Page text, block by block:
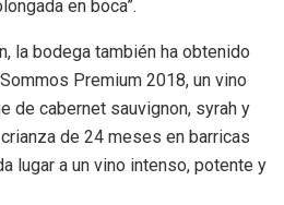
en boca”.
la bodega también ha obtenido
Premium 2018, un vino
de cabernet sauvignon, syrah y
de 24 meses en barricas
lugar a un vino intenso, potente y